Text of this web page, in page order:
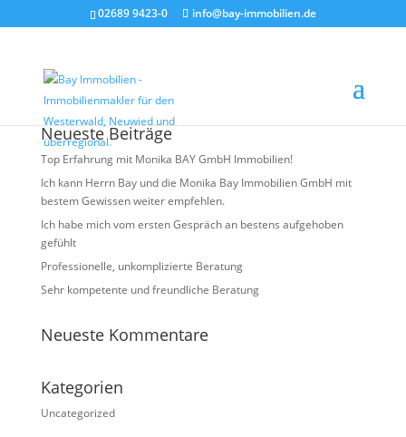
02689 9423-0 info@bay-immobilien.de
x9 (1)
Neueste Beiträge
Top Erfahrung mit Monika BAY GmbH Immobilien!
Ich kann Herrn Bay und die Monika Bay Immobilien GmbH mit
bestem Gewissen weiter empfehlen.
Ich habe mich vom ersten Gespräch an bestens aufgehoben
gefühlt
Professionelle, unkomplizierte Beratung
Sehr kompetente und freundliche Beratung
Neueste Kommentare
Kategorien
Uncategorized